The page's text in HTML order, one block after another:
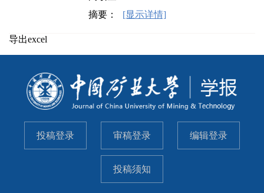
摘要：
[显示详情]
导出excel
投稿登录 审稿登录 编辑登录
投稿须知